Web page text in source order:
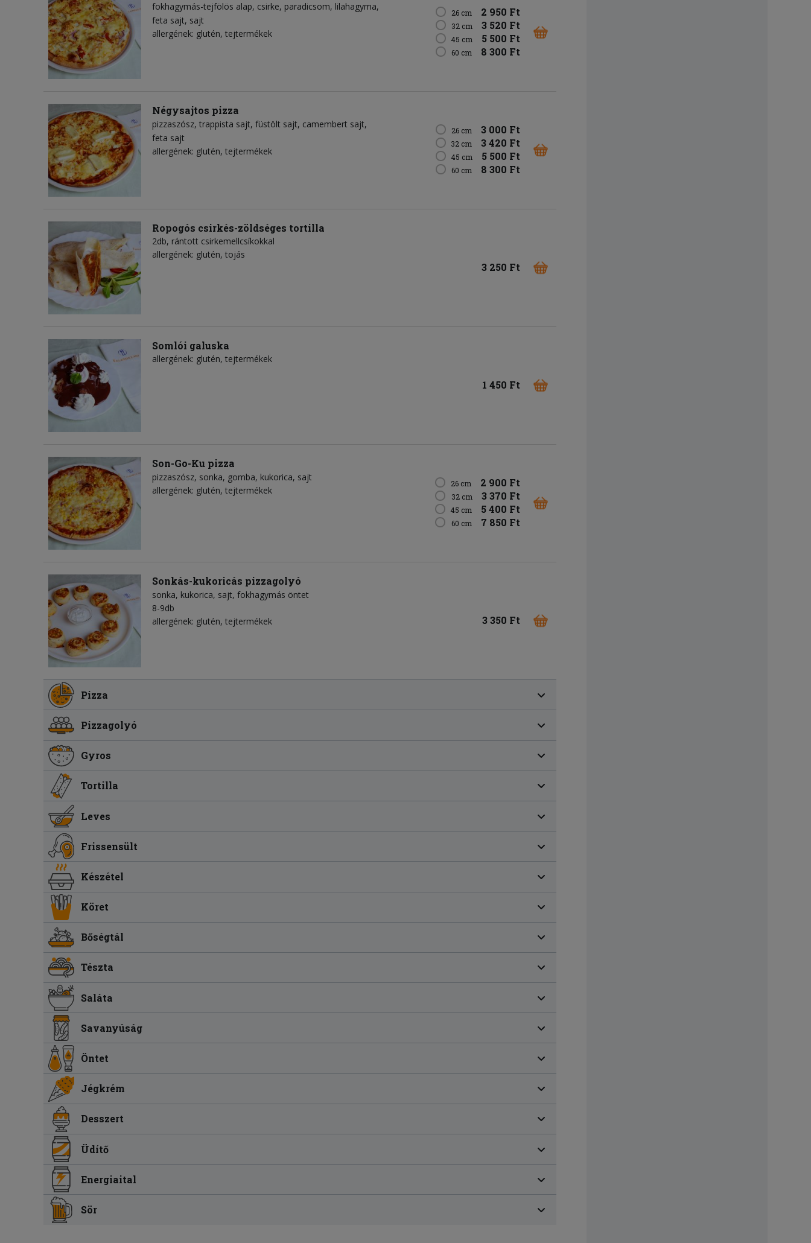
fokhagymás-tejfölös alap csirke paradicsom lilahagyma
feta sajt sajt
allergének: glutén, tejtermékek
26 cm 2 950 Ft
32 cm 3 520 Ft
45 cm 5 500 Ft
60 cm 8 300 Ft
Négysajtos pizza
pizzaszósz trappista sajt füstölt sajt camembert sajt
feta sajt
allergének: glutén, tejtermékek
26 cm 3 000 Ft
32 cm 3 420 Ft
45 cm 5 500 Ft
60 cm 8 300 Ft
Ropogós csirkés-zöldséges tortilla
2db, rántott csirkemellcsíkokkal
allergének: glutén, tojás
3 250 Ft
Somlói galuska
allergének: glutén, tejtermékek
1 450 Ft
Son-Go-Ku pizza
pizzaszósz sonka gomba kukorica sajt
allergének: glutén, tejtermékek
26 cm 2 900 Ft
32 cm 3 370 Ft
45 cm 5 400 Ft
60 cm 7 850 Ft
Sonkás-kukoricás pizzagolyó
sonka kukorica sajt fokhagymás öntet
8-9db
allergének: glutén, tejtermékek
3 350 Ft
Pizza
Pizzagolyó
Gyros
Tortilla
Leves
Frissensült
Készétel
Köret
Bőségtál
Tészta
Saláta
Savanyúság
Öntet
Jégkrém
Desszert
Üdítő
Energiaital
Sör